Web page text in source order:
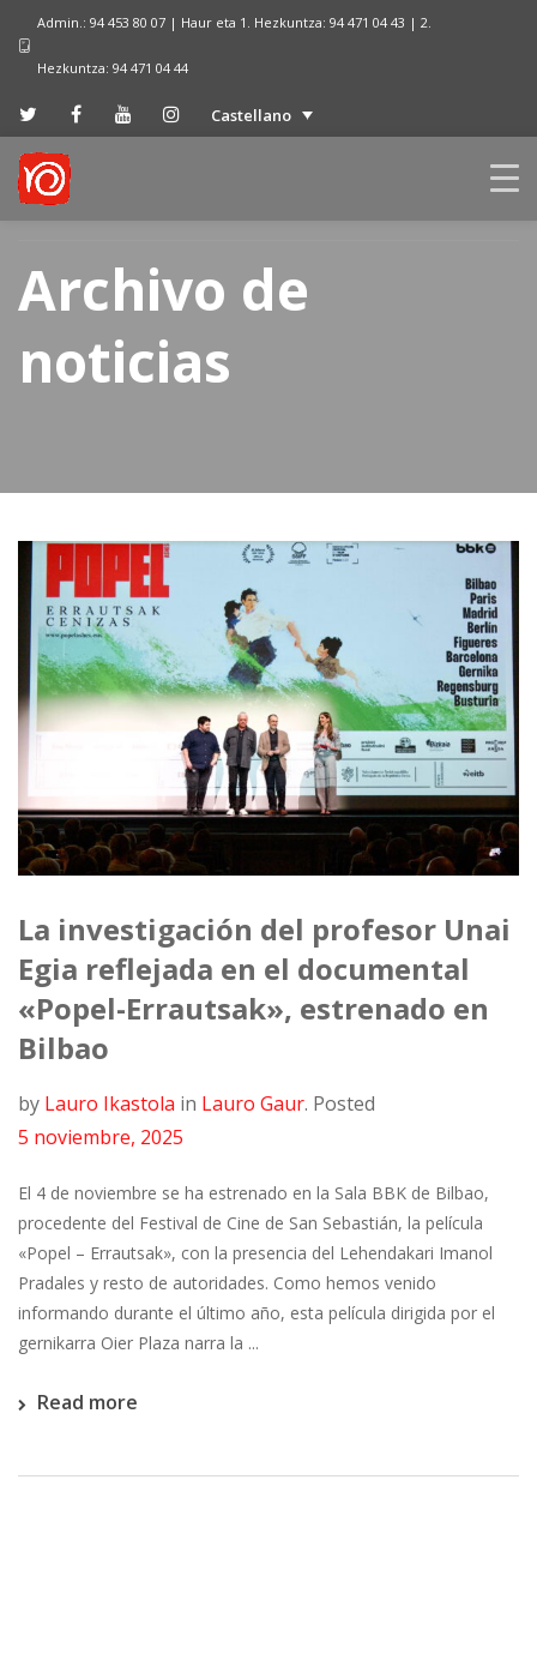
Admin.: 94 453 80 07 | Haur eta 1. Hezkuntza: 94 471 04 43 | 2.
Hezkuntza: 94 471 04 44
Castellano
Archivo de
noticias
La investigación del profesor Unai
Egia reflejada en el documental
«Popel-Errautsak», estrenado en
Bilbao
by Lauro Ikastola in Lauro Gaur. Posted
5 noviembre, 2025
El 4 de noviembre se ha estrenado en la Sala BBK de Bilbao,
procedente del Festival de Cine de San Sebastián, la película
«Popel – Errautsak», con la presencia del Lehendakari Imanol
Pradales y resto de autoridades. Como hemos venido
informando durante el último año, esta película dirigida por el
gernikarra Oier Plaza narra la ...
Read more